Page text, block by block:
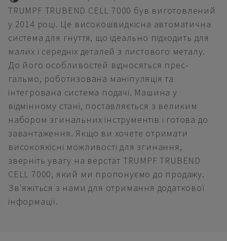
TRUMPF TRUBEND CELL 7000 був виготовлений
у 2014 році. Це високошвидкісна автоматична
система для гнуття, що ідеально підходить для
малих і середніх деталей з листового металу.
До його особливостей відносяться прес-
гальмо, роботизована маніпуляція та
інтегрована система подачі. Машина у
відмінному стані, поставляється з великим
набором згинальних інструментів і готова до
завантаження. Якщо ви хочете отримати
високоякісні можливості для згинання,
зверніть увагу на верстат TRUMPF TRUBEND
CELL 7000, який ми пропонуємо до продажу.
Зв'яжіться з нами для отримання додаткової
інформації.